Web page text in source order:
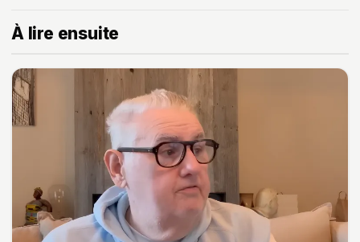
À lire ensuite